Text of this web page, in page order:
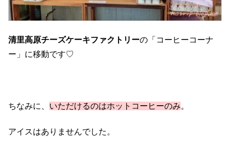
清里高原チーズケーキファクトリーの「コーヒーコーナ
ー」に移動です♡
ちなみに、 いただけるのはホットコーヒーのみ。
アイスはありませんでした。